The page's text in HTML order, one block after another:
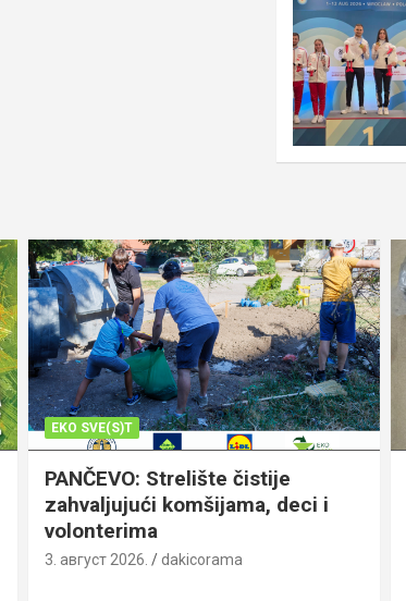
EKO SVE(S)T
PANČEVO: Strelište čistije
zahvaljujući komšijama, deci i
volonterima
3. август 2026. dakicorama